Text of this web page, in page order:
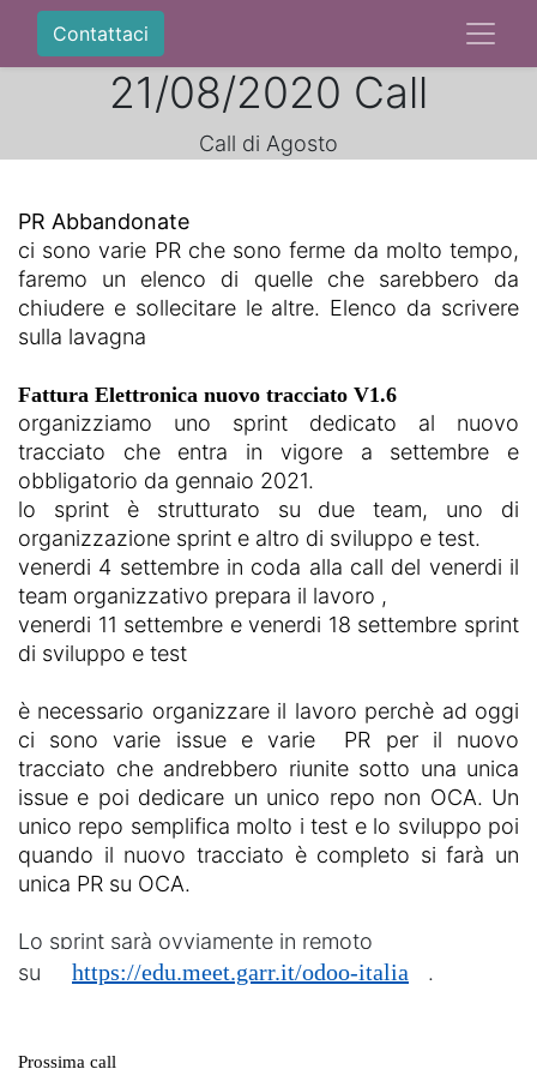
Contattaci
21/08/2020 Call
Call di Agosto
PR Abbandonate
ci sono varie PR che sono ferme da molto tempo,
faremo un elenco di quelle che sarebbero da
chiudere e sollecitare le altre. Elenco da scrivere
sulla lavagna
Fattura Elettronica nuovo tracciato V1.6
organizziamo uno sprint dedicato al nuovo
tracciato che entra in vigore a settembre e
obbligatorio da gennaio 2021.
lo sprint è strutturato su due team, uno di
organizzazione sprint e altro di sviluppo e test.
venerdi 4 settembre in coda alla call del venerdi il
team organizzativo prepara il lavoro ,
venerdi 11 settembre e venerdi 18 settembre sprint
di sviluppo e test
è necessario organizzare il lavoro perchè ad oggi
ci sono varie issue e varie PR per il nuovo
tracciato che andrebbero riunite sotto una unica
issue e poi dedicare un unico repo non OCA. Un
unico repo semplifica molto i test e lo sviluppo poi
quando il nuovo tracciato è completo si farà un
unica PR su OCA.
Lo sprint sarà ovviamente in remoto
su
https://edu.meet.garr.it/odoo-italia .
Prossima call